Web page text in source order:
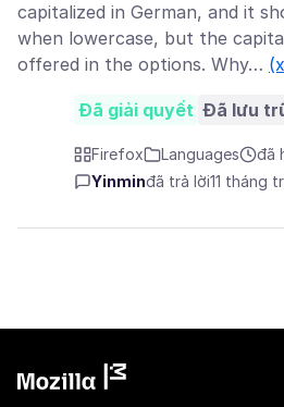
capitalized in German, and it
when lowercase, but the
offered in the options. Why…
Đã giải quyết Đã lưu
Firefox Languages
đã
Yinminđã trả lời11 tháng